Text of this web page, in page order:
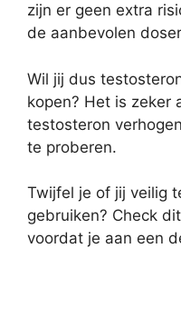
zijn er geen extra
de aanbevolen
Wil jij dus
kopen? Het is zeker
testosteron
te proberen.
Twijfel je of jij veilig
gebruiken? Check
voordat je aan een